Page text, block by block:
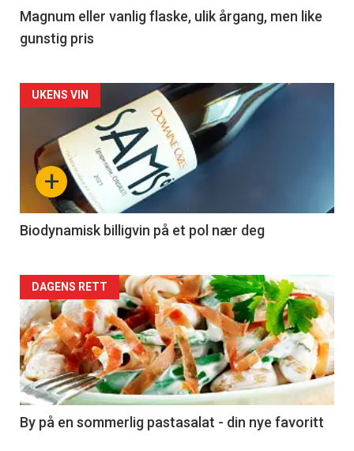
3
Magnum eller vanlig flaske, ulik årgang, men like
gunstig pris
Forsiden
akkurat
nå
4
+
UKENS VIN
Biodynamisk billigvin på et pol nær deg
Forsiden
akkurat
nå
-
5
DAGENS RETT
By på en sommerlig pastasalat - din nye favoritt